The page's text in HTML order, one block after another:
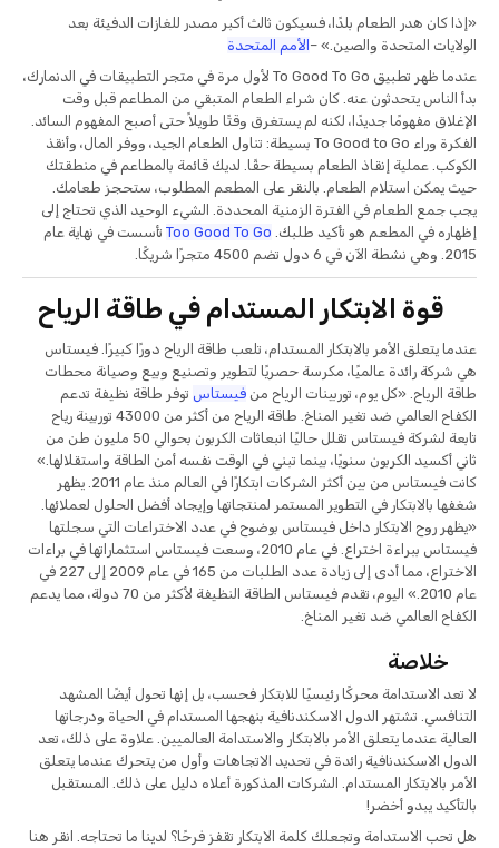
«إذا كان هدر الطعام بلدًا، فسيكون ثالث أكبر مصدر للغازات الدفيئة بعد
الولايات المتحدة والصين.» – الأمم المتحدة
عندما ظهر تطبيق To Good To Go لأول مرة في متجر التطبيقات في الدنمارك،
بدأ الناس يتحدثون عنه. كان شراء الطعام المتبقي من المطاعم قبل وقت
الإغلاق مفهومًا جديدًا، لكنه لم يستغرق وقتًا طويلاً حتى أصبح المفهوم السائد.
الفكرة وراء To Good to Go بسيطة: تناول الطعام الجيد، ووفر المال، وأنقذ
الكوكب. عملية إنقاذ الطعام بسيطة حقًا. لديك قائمة بالمطاعم في منطقتك
حيث يمكن استلام الطعام. بالنقر على المطعم المطلوب، ستحجز طعامك.
يجب جمع الطعام في الفترة الزمنية المحددة. الشيء الوحيد الذي تحتاج إلى
إظهاره في المطعم هو تأكيد طلبك. Too Good To Go تأسست في نهاية عام
2015. وهي نشطة الآن في 6 دول تضم 4500 متجرًا شريكًا.
قوة الابتكار المستدام في طاقة الرياح
عندما يتعلق الأمر بالابتكار المستدام، تلعب طاقة الرياح دورًا كبيرًا. فيستاس
هي شركة رائدة عالميًا، مكرسة حصريًا لتطوير وتصنيع وبيع وصيانة محطات
طاقة الرياح. «كل يوم، توربينات الرياح من فيستاس توفر طاقة نظيفة تدعم
الكفاح العالمي ضد تغير المناخ. طاقة الرياح من أكثر من 43000 توربينة رياح
تابعة لشركة فيستاس تقلل حاليًا انبعاثات الكربون بحوالي 50 مليون طن من
ثاني أكسيد الكربون سنويًا، بينما تبني في الوقت نفسه أمن الطاقة واستقلالها.»
كانت فيستاس من بين أكثر الشركات ابتكارًا في العالم منذ عام 2011. يظهر
شغفها بالابتكار في التطوير المستمر لمنتجاتها وإيجاد أفضل الحلول لعملائها.
«يظهر روح الابتكار داخل فيستاس بوضوح في عدد الاختراعات التي سجلتها
فيستاس ببراءة اختراع. في عام 2010، وسعت فيستاس استثماراتها في براءات
الاختراع، مما أدى إلى زيادة عدد الطلبات من 165 في عام 2009 إلى 227 في
عام 2010.» اليوم، تقدم فيستاس الطاقة النظيفة لأكثر من 70 دولة، مما يدعم
الكفاح العالمي ضد تغير المناخ.
خلاصة
لا تعد الاستدامة محركًا رئيسيًا للابتكار فحسب، بل إنها تحول أيضًا المشهد
التنافسي. تشتهر الدول الاسكندنافية بنهجها المستدام في الحياة ودرجاتها
العالية عندما يتعلق الأمر بالابتكار والاستدامة العالميين. علاوة على ذلك، تعد
الدول الاسكندنافية رائدة في تحديد الاتجاهات وأول من يتحرك عندما يتعلق
الأمر بالابتكار المستدام. الشركات المذكورة أعلاه دليل على ذلك. المستقبل
بالتأكيد يبدو أخضر!
هل تحب الاستدامة وتجعلك كلمة الابتكار تقفز فرحًا؟ لدينا ما تحتاجه. انقر هنا